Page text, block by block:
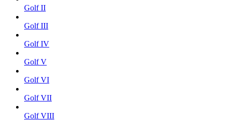
Golf II
Golf III
Golf IV
Golf V
Golf VI
Golf VII
Golf VIII